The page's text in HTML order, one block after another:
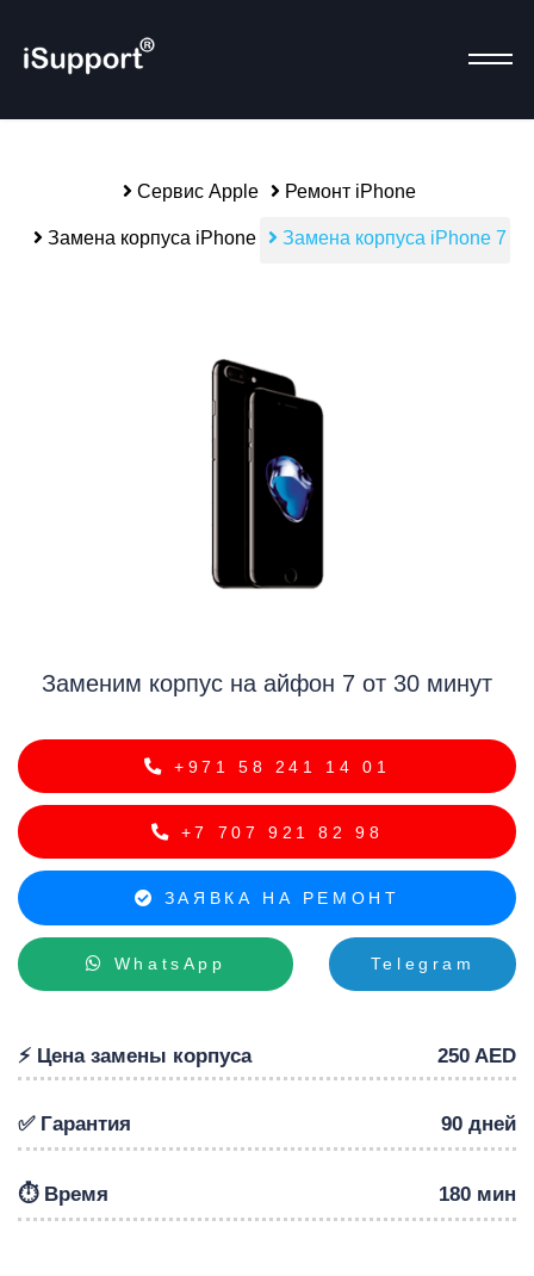
Сервис Apple Ремонт iPhone
Замена корпуса iPhone Замена корпуса iPhone 7
Заменим корпус на айфон 7 от 30 минут
+971 58 241 14 01
+7 707 921 82 98
ЗАЯВКА НА РЕМОНТ
WhatsApp Telegram
⚡️ Цена замены корпуса 250 AED
✅ Гарантия 90 дней
⏱️ Время 180 мин